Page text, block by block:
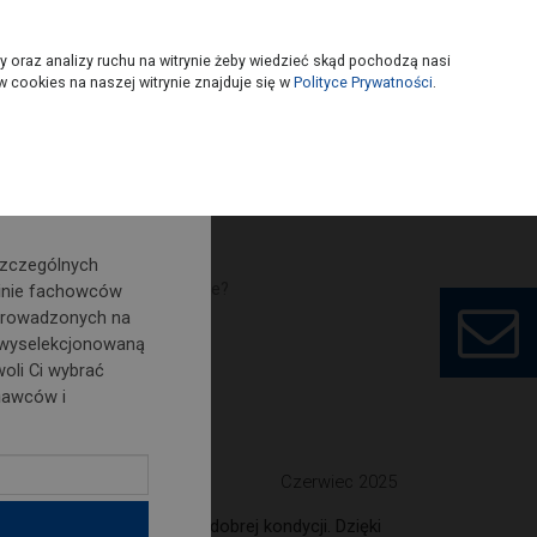
warto mieć w ogrodzie?
Czerwiec 2025
oraz utrzymania w dobrej kondycji. Dzięki
i
fachowców
na
Ci wybrać
i
analizy ruchu na witrynie żeby wiedzieć skąd pochodzą nasi
cookies na naszej witrynie znajduje się w Polityce Prywatności.